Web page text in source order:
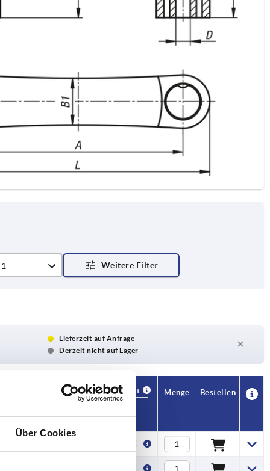
Über Cookies
Lieferzeit auf Anfrage
Derzeit nicht auf Lager
T
CAD
Verfügbarkeit
Preis
Menge Bestellen
4,74 €
5,38 €